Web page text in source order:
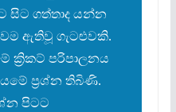
සිට ගත්තාද යන්න
ඇතිවූ ගැටළුවකි.
ක්රිකට් පරිපාලනය
ප්රශ්න තිබිණි.
පිටට